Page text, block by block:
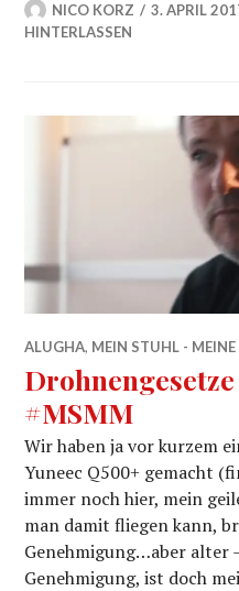
NICO KORZ 3. APRIL
HINTERLASSEN
ALUGHA, MEIN STUHL -
#MSMM
Wir haben ja vor kurzem
Yuneec Q500+ gemacht
immer noch hier, mein
man damit fliegen kann,
Genehmigung…aber alter
Genehmigung, ist doch